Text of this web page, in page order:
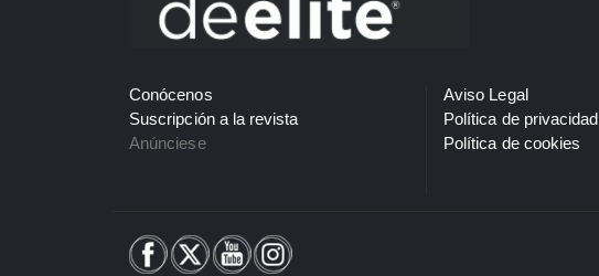
Conócenos
Suscripción a la revista
Anúnciese
Aviso Legal
Política de privacidad
Política de cookies